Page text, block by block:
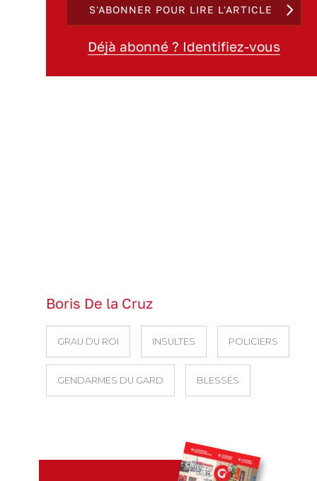
S'ABONNER POUR LIRE L'ARTICLE
Déjà abonné ? Identifiez-vous
Boris De la Cruz
GRAU DU ROI INSULTES POLICIERS
GENDARMES DU GARD BLESSÉS